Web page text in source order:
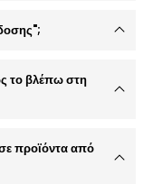
το βλέπω στη
προϊόντα από